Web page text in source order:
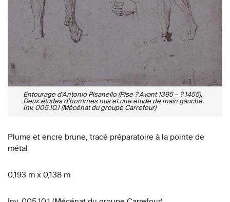
Entourage d’Antonio Pisanello (Pise ? Avant 1395 – ? 1455),
Deux études d’hommes nus et une étude de main gauche.
Inv. 005.10.1 (Mécénat du groupe Carrefour)
Plume et encre brune, tracé préparatoire à la pointe de
métal
0,193 m x 0,138 m